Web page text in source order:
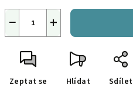
+
−
Zeptat se Hlídat Sdílet